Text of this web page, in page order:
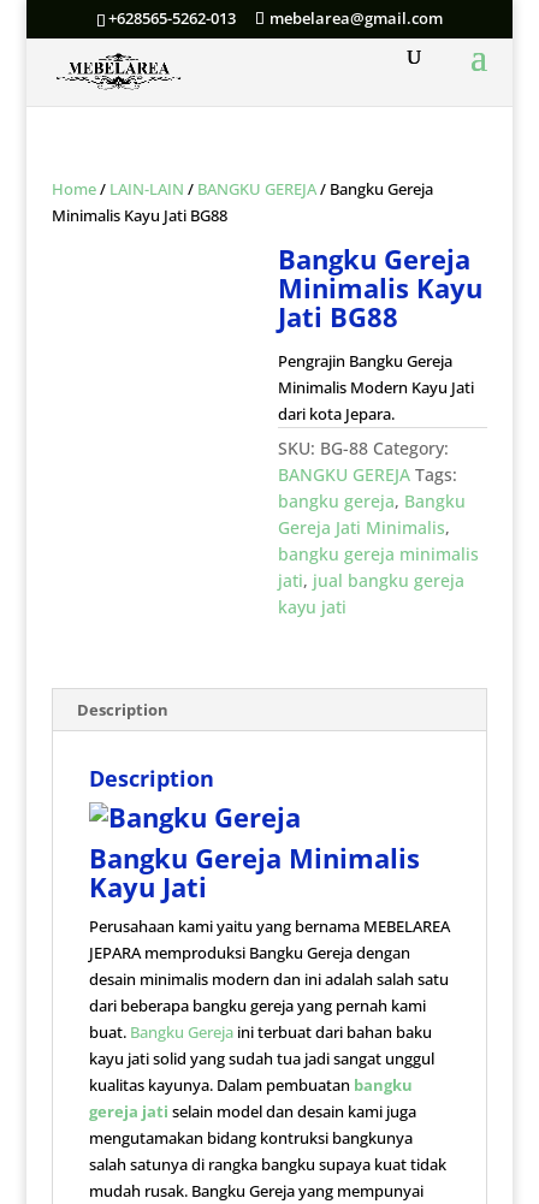
+628565-5262-013 mebelarea@gmail.com
Home/ LAIN-LAIN / BANGKU GEREJA/ Bangku Gereja
Minimalis Kayu Jati BG88
Bangku Gereja
Minimalis Kayu
Jati BG88
Pengrajin Bangku Gereja
Minimalis Modern Kayu Jati
dari kota Jepara.
SKU: BG-88 Category:
BANGKU GEREJA Tags:
bangku gereja, Bangku
Gereja Jati Minimalis,
bangku gereja minimalis
jati, jual bangku gereja
kayu jati
Description
Description
Bangku Gereja Minimalis
Kayu Jati
Perusahaan kami yaitu yang bernama MEBELAREA
JEPARA memproduksi Bangku Gereja dengan
desain minimalis modern dan ini adalah salah satu
dari beberapa bangku gereja yang pernah kami
buat. Bangku Gerejaini terbuat dari bahan baku
kayu jati solid yang sudah tua jadi sangat unggul
kualitas kayunya. Dalam pembuatan bangku
gereja jati selain model dan desain kami juga
mengutamakan bidang kontruksi bangkunya
salah satunya di rangka bangku supaya kuat tidak
mudah rusak. Bangku Gereja yang mempunyai